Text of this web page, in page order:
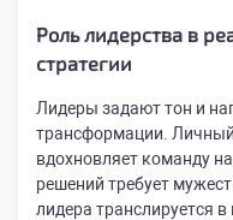
Роль лидерства в
стратегии
Лидеры задают тон и
трансформации.
вдохновляет команду
решений требует
лидера транслируется